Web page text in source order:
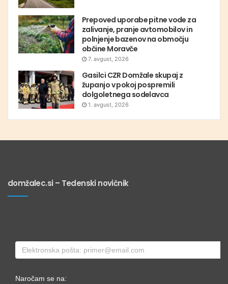
Prepoved uporabe pitne vode za
zalivanje, pranje avtomobilov in
polnjenje bazenov na območju
občine Moravče
7. avgust, 2026
Gasilci CZR Domžale skupaj z
županjo v pokoj pospremili
dolgoletnega sodelavca
1. avgust, 2026
domžalec.si – Tedenski novičnik
Naročam se na: